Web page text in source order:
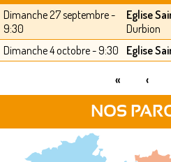
Dimanche 27 septembre -
9:30
Eglise
Durbion
Dimanche 4 octobre - 9:30
Eglise
« ‹
NOS